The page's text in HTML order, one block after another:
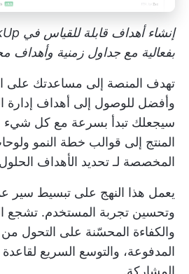
بفعالية مع جداول زمنية وأهداف
تهدف المنصة إلى مساعدتك على
وأفضل للوصول إلى أهداف إدارة
سيجعلك تبدأ بسرعة مع كل شيء
المنتج إلى قوالب خطة النمو
المخصصة لـتحديد الأهداف الحلول
يعمل هذا النهج على تبسيط سير
وتحسين تجربة المستخدم. تشجع
والكفاءة المحسّنة على التحول
المدفوعة، والتوسع السريع